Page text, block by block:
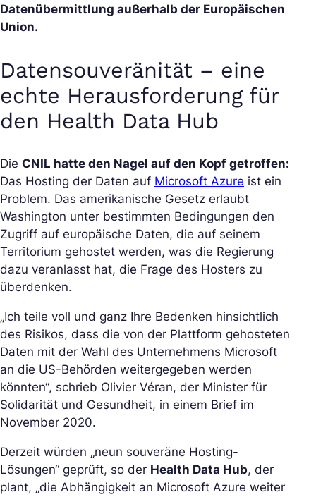
Datenübermittlung außerhalb der Europäischen
Union.
Datensouveränität – eine
echte Herausforderung für
den Health Data Hub
Die CNIL hatte den Nagel auf den Kopf getroffen:
Das Hosting der Daten auf Microsoft Azure ist ein
Problem. Das amerikanische Gesetz erlaubt
Washington unter bestimmten Bedingungen den
Zugriff auf europäische Daten, die auf seinem
Territorium gehostet werden, was die Regierung
dazu veranlasst hat, die Frage des Hosters zu
überdenken.
„Ich teile voll und ganz Ihre Bedenken hinsichtlich
des Risikos, dass die von der Plattform gehosteten
Daten mit der Wahl des Unternehmens Microsoft
an die US-Behörden weitergegeben werden
könnten“, schrieb Olivier Véran, der Minister für
Solidarität und Gesundheit, in einem Brief im
November 2020.
Derzeit würden „neun souveräne Hosting-
Lösungen“ geprüft, so der Health Data Hub, der
plant, „die Abhängigkeit an Microsoft Azure weiter